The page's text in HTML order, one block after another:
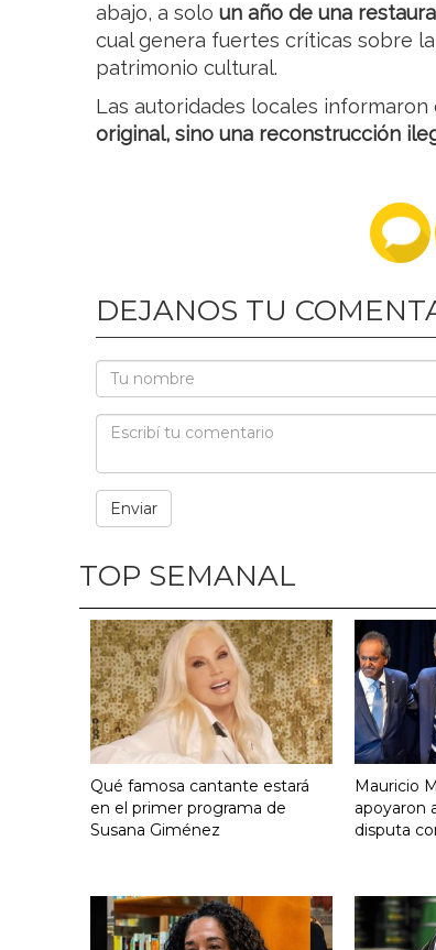
abajo, a solo un año de una
cual genera fuertes críticas sobre
patrimonio cultural.
Las autoridades locales informaron
original, sino una reconstrucción
DEJANOS TU
TOP SEMANAL
Qué famosa cantante estará
en el primer programa de
Susana Giménez
Mauricio
apoyaron
disputa